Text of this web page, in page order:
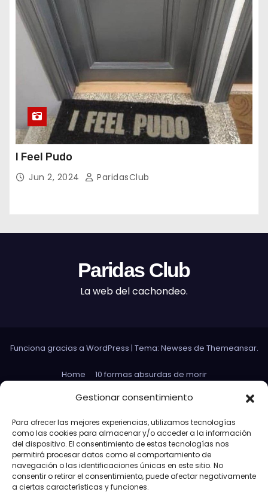
Gestionar consentimiento
Para ofrecer las mejores experiencias, utilizamos tecnologías
como las cookies para almacenar y/o acceder a la información
del dispositivo. El consentimiento de estas tecnologías nos
permitirá procesar datos como el comportamiento de
navegación o las identificaciones únicas en este sitio. No
consentir o retirar el consentimiento, puede afectar negativamente
a ciertas características y funciones.
I Feel Pudo
Jun 2, 2024 ParidasClub
Paridas Club
La web del cachondeo.
Funciona gracias a WordPress | Tema: Newses de Themeansar.
Home
10 formas absurdas de morir
Datos curiosos que no sirven para nada
Efectos 3D con Gifs animados
El Rey Abdica
Las 30 Leyes sexuales más absurdas del mundo
Las leyes de Murphy
Lost: Curiosidades
Más información sobre las cookies